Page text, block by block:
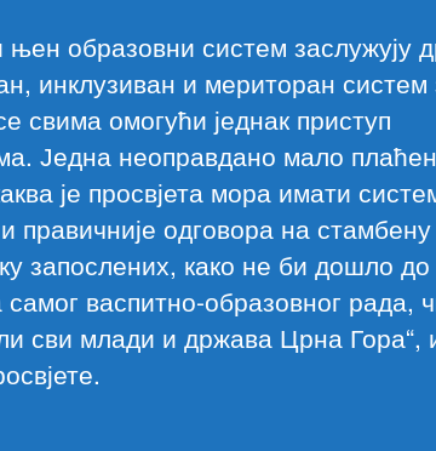
образовни систем заслужују
инклузиван и мериторан систем
свима омогући једнак приступ
Једна неоправдано мало
је просвјета мора имати
правичније одговора на стамбену
запослених, како не би дошло до
васпитно-образовног рада,
сви млади и држава Црна Гора“,